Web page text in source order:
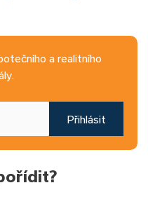
a realitního
Přihlásit